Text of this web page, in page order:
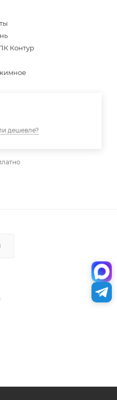
Контур
дешевле?